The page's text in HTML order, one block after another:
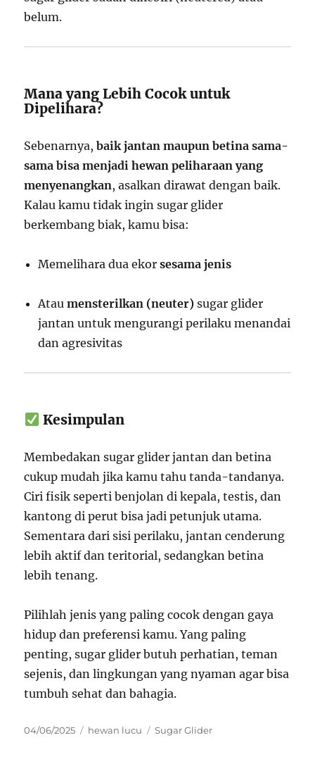
belum.
Mana yang Lebih Cocok untuk
Dipelihara?
Sebenarnya,baik jantan maupun betina sama-
sama bisa menjadi hewan peliharaan yang
menyenangkan, asalkan dirawat dengan baik.
Kalau kamu tidak ingin sugar glider
berkembang biak, kamu bisa:
Memelihara dua ekorsesama jenis
Ataumensterilkan (neuter) sugar glider
jantan untuk mengurangi perilaku menandai
dan agresivitas
Kesimpulan
Membedakan sugar glider jantan dan betina
cukup mudah jika kamu tahu tanda-tandanya.
Ciri fisik seperti benjolan di kepala, testis, dan
kantong di perut bisa jadi petunjuk utama.
Sementara dari sisi perilaku, jantan cenderung
lebih aktif dan teritorial, sedangkan betina
lebih tenang.
Pilihlah jenis yang paling cocok dengan gaya
hidup dan preferensi kamu. Yang paling
penting, sugar glider butuh perhatian, teman
sejenis, dan lingkungan yang nyaman agar bisa
tumbuh sehat dan bahagia.
Posted
04/06/2025 Categories
hewan lucu Tags
Sugar Glider